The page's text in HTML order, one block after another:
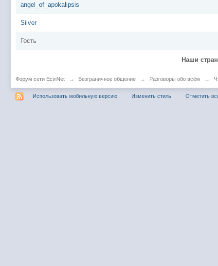
angel_of_apokalipsis
Silver
Гость
Наши
Форум сети EciлNet → Безграничное общение → Разговоры обо всём →
Использовать мобильную версию Изменить стиль Отметить